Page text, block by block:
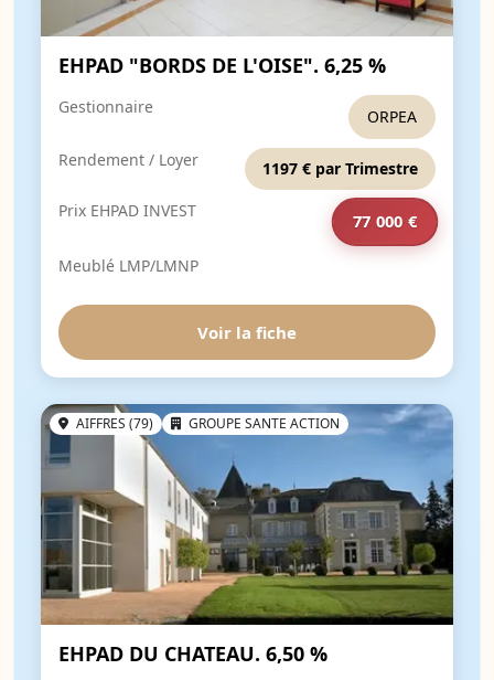
EHPAD "BORDS DE L'OISE". 6,25 %
Gestionnaire ORPEA
Rendement / Loyer
1197 € par Trimestre
Prix EHPAD INVEST
77 000 €
Meublé LMP/LMNP
Voir la fiche
AIFFRES (79) GROUPE SANTE ACTION
EHPAD DU CHATEAU. 6,50 %